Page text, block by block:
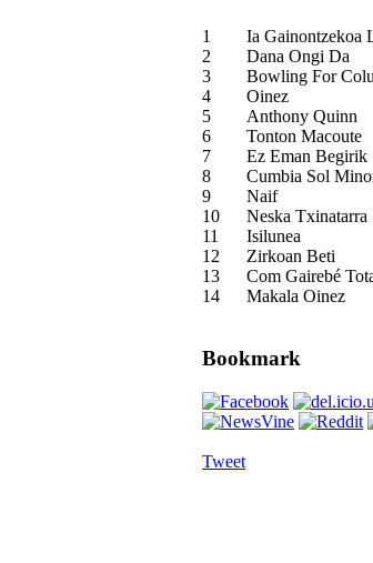
1
Ia Gainontzekoa
2
Dana Ongi Da
3
Bowling For
4
Oinez
5
Anthony Quinn
6
Tonton Macoute
7
Ez Eman Begirik
8
Cumbia Sol
9
Naif
10
Neska Txinatarra
11
Isilunea
12
Zirkoan Beti
13
Com Gairebé
14
Makala Oinez
Bookmark
Tweet